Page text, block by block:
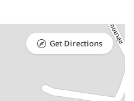
Get Directions